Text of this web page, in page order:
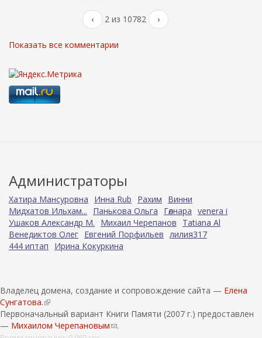
‹ 2 из 10782 ›
Показать все комментарии
Администраторы
Хатира Мансуровна Инна Rub Рахим
Винни
Мидхатов Ильхам...
Панькова Ольга Гөлнара venera i
Ушаков Александр М.
Михаил Черепанов
Tatiana Al
Венедиктов Олег Евгений Порфильев лилия317
444 иптап
Ирина Кокуркина
Владелец домена, создание и сопровождение сайта — Елена
Сунгатова.(
в
н
Первоначальный вариант Книги Памяти (2007 г.) предоставлен
— Михаилом Черепановым( .